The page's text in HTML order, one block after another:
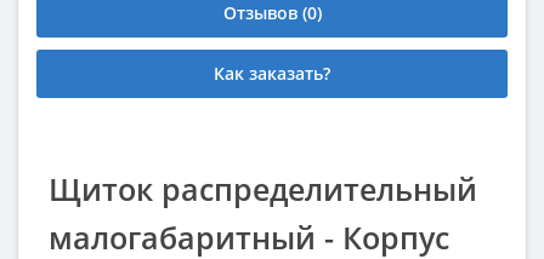
Отзывов (0)
Как заказать?
Щиток распределительный
малогабаритный - Корпус